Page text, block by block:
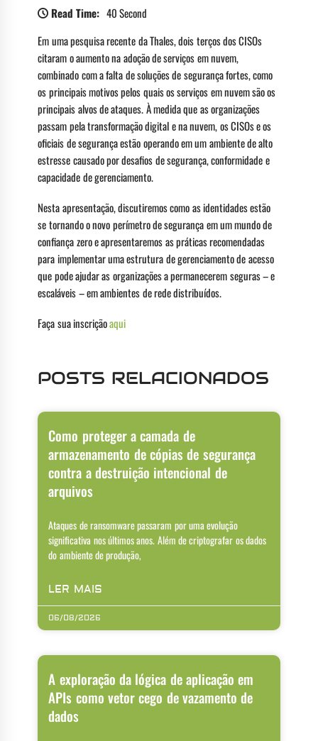
Read Time: 40 Second
Em uma pesquisa recente da Thales, dois terços dos CISOs
citaram o aumento na adoção de serviços em nuvem,
combinado com a falta de soluções de segurança fortes, como
os principais motivos pelos quais os serviços em nuvem são os
principais alvos de ataques. À medida que as organizações
passam pela transformação digital e na nuvem, os CISOs e os
oficiais de segurança estão operando em um ambiente de alto
estresse causado por desafios de segurança, conformidade e
capacidade de gerenciamento.
Nesta apresentação, discutiremos como as identidades estão
se tornando o novo perímetro de segurança em um mundo de
confiança zero e apresentaremos as práticas recomendadas
para implementar uma estrutura de gerenciamento de acesso
que pode ajudar as organizações a permanecerem seguras – e
escaláveis – em ambientes de rede distribuídos.
Faça sua inscriçãoaqui
POSTS RELACIONADOS
Como proteger a camada de
armazenamento de cópias de segurança
contra a destruição intencional de
arquivos
Ataques de ransomware passaram por uma evolução
significativa nos últimos anos. Além de criptografar os dados
do ambiente de produção,
LER MAIS
06/08/2026
A exploração da lógica de aplicação em
APIs como vetor cego de vazamento de
dados